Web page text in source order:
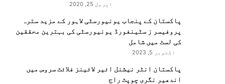
اپریل 25, 2020
پاکستان کے پنجاب یونیورسٹی لاہور کے مزید سترہ
پروفیسر ز سٹینفورڈ یونیورسٹی کی بہترین محققین
کی لسٹ میں شامل
اکتوبر 5, 2023
پاکستان انٹر نیشنل ائیر لائینز فلائٹ سروس میں
اندھیر نگری چوپٹ راج